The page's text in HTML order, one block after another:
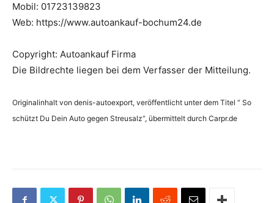
Mobil: 01723139823
Web: https://www.autoankauf-bochum24.de
Copyright: Autoankauf Firma
Die Bildrechte liegen bei dem Verfasser der Mitteilung.
Originalinhalt von denis-autoexport, veröffentlicht unter dem Titel “ So
schützt Du Dein Auto gegen Streusalz“, übermittelt durch Carpr.de